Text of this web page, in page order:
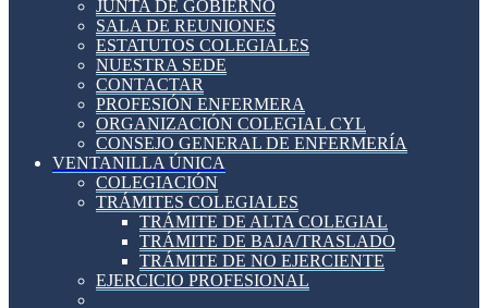
JUNTA DE GOBIERNO
SALA DE REUNIONES
ESTATUTOS COLEGIALES
NUESTRA SEDE
CONTACTAR
PROFESIÓN ENFERMERA
ORGANIZACIÓN COLEGIAL CYL
CONSEJO GENERAL DE ENFERMERÍA
VENTANILLA ÚNICA
COLEGIACIÓN
TRÁMITES COLEGIALES
TRÁMITE DE ALTA COLEGIAL
TRÁMITE DE BAJA/TRASLADO
TRÁMITE DE NO EJERCIENTE
EJERCICIO PROFESIONAL